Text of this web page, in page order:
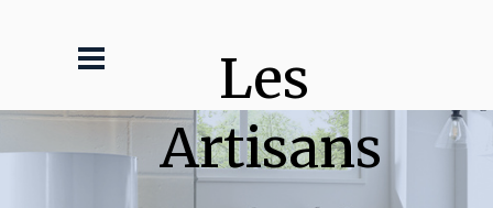
Les
Artisans